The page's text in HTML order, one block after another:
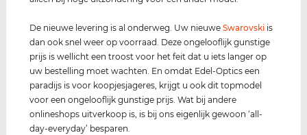
De nieuwe levering is al onderweg. Uw nieuweSwarovski is
dan ook snel weer op voorraad. Deze ongelooflijk gunstige
prijs is wellicht een troost voor het feit dat u iets langer op
uw bestelling moet wachten. En omdat Edel-Optics een
paradijs is voor koopjesjageres, krijgt u ook dit topmodel
voor een ongelooflijk gunstige prijs. Wat bij andere
onlineshops uitverkoop is, is bij ons eigenlijk gewoon ‘all-
day-everyday’ besparen.